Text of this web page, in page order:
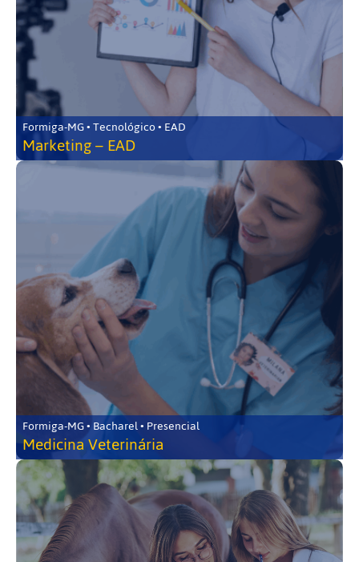
Formiga-MG • Tecnológico • EAD
Marketing – EAD
Formiga-MG • Bacharel • Presencial
Medicina Veterinária